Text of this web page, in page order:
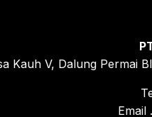
Kauh V, Dalung Permai
Email